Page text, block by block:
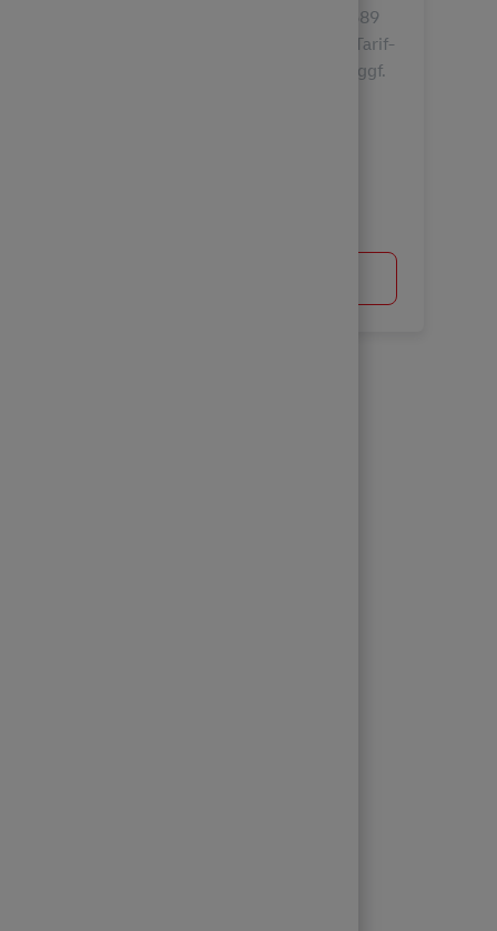
Werde Postbote für Pakete und Briefe in 01689
Gröbern/Niederau. Was wir bieten. 17,20 € Tarif-
Stundenlohn inkl. 50% Weihnachtsgeld und ggf.